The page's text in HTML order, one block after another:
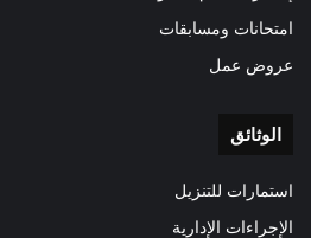
امتحانات ومسابقات
عروض عمل
الوثائق
استمارات للتنزيل
الإجراءات الإدارية